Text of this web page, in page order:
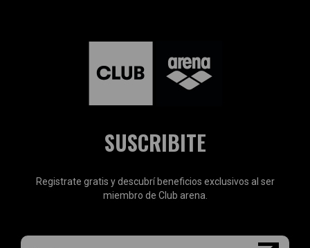
SUSCRIBITE
Registrate gratis y descubrí beneficios exclusivos al ser
miembro de Club arena.